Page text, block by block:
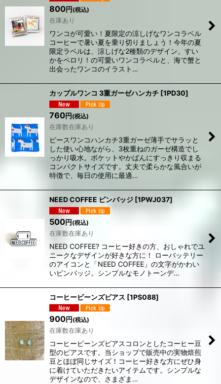
800円 (税込)
在庫あり
ワンコが可愛い！夏限定の涼しげなワンコラベル
コーヒーで暑い夏を乗り切りましょう！今年の夏
限定ラベルは、涼しげな2種類のデザイン。すい
かをペロリ！の可愛いワンコラベルと、海で蟹と
出会ったワンコのイラスト…
カップルワンコ 3重ガーゼハンカチ [1PD30]
760円 (税込)
在庫数在庫あり
ピースワンコハンカチ3重ガーゼ薄手でサラッと
した使い心地ながら、3枚重ねのガーゼ構造でし
っかり吸水。ポケットやかばんにすっきり収まる
コンパクトサイズです。丈夫で柔らかな風合いが
特徴で、毎日の使用に最適…
NEED COFFEE ピンバッジ [1PWJ037]
500円 (税込)
在庫数在庫あり
NEED COFFEE? コーヒー好きの方、おしゃれでユ
ニークなデザインが好きな方に！ ローバッテリー
のアイコンと「NEED COFFEE」の文字がかわい
いピンバッジ。シンプルなモノトーンデ…
コーヒービーンズピアス [1PS088]
900円 (税込)
在庫数在庫あり
コーヒービーンズピアスコロンとしたコーヒー豆
型のピアスです。当ショップで販売中の実物焙煎
豆とほぼ同じサイズ！コーヒー好きな方にぜひ身
に着けていただきたいアイテムです。シンプルな
デザインなので、さまざま…